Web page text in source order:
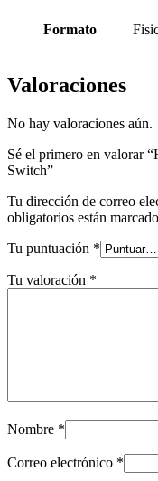
Formato
Valoraciones
No hay valoraciones aún.
Sé el primero en valorar
Switch”
Tu dirección de correo
obligatorios están
Tu puntuación *
Tu valoración *
Nombre *
Correo electrónico *